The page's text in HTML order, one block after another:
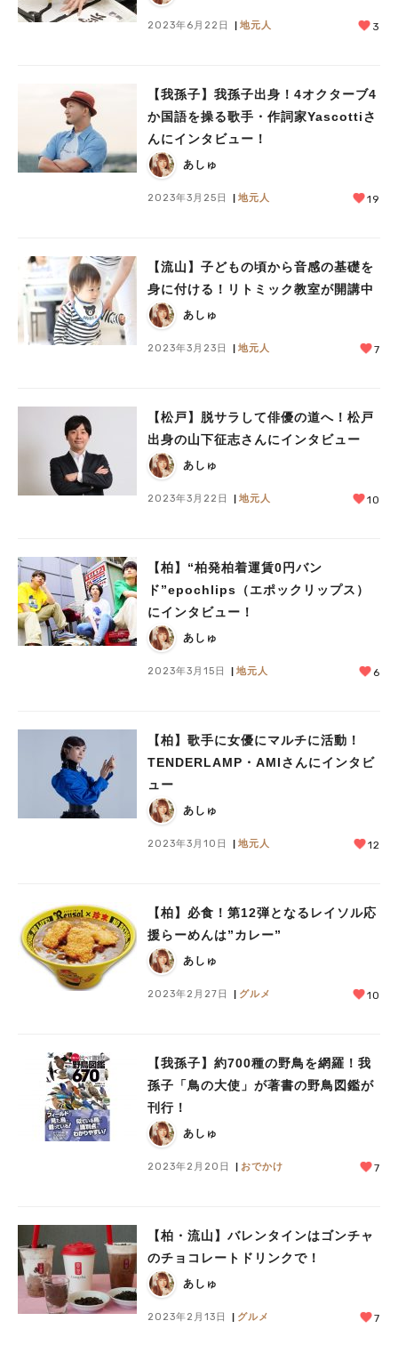
2023年6月22日 地元人 3
【我孫子】我孫子出身！4オクターブ4
か国語を操る歌手・作詞家Yascottiさ
んにインタビュー！
あしゅ
2023年3月25日 地元人 19
【流山】子どもの頃から音感の基礎を
身に付ける！リトミック教室が開講中
あしゅ
2023年3月23日 地元人 7
【松戸】脱サラして俳優の道へ！松戸
出身の山下征志さんにインタビュー
あしゅ
2023年3月22日 地元人 10
【柏】“柏発柏着運賃0円バン
ド”epochlips（エポックリップス）
にインタビュー！
あしゅ
2023年3月15日 地元人 6
【柏】歌手に女優にマルチに活動！
TENDERLAMP・AMIさんにインタビ
ュー
あしゅ
2023年3月10日 地元人 12
【柏】必食！第12弾となるレイソル応
援らーめんは”カレー”
あしゅ
2023年2月27日 グルメ 10
【我孫子】約700種の野鳥を網羅！我
孫子「鳥の大使」が著書の野鳥図鑑が
刊行！
あしゅ
2023年2月20日 おでかけ 7
【柏・流山】バレンタインはゴンチャ
のチョコレートドリンクで！
あしゅ
2023年2月13日 グルメ 7